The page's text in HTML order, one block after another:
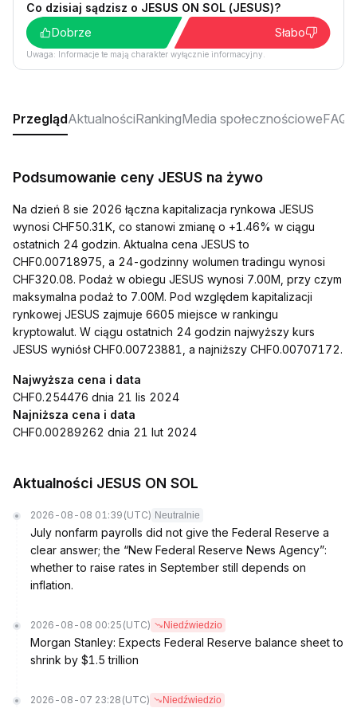
Co dzisiaj sądzisz o JESUS ON SOL (JESUS)?
Dobrze
Słabo
Uwaga: Informacje te mają charakter wyłącznie informacyjny.
PrzeglądAktualnościRankingMedia społecznościoweFAQ
Podsumowanie ceny JESUS na żywo
Na dzień 8 sie 2026 łączna kapitalizacja rynkowa JESUS
wynosi CHF50.31K, co stanowi zmianę o +1.46% w ciągu
ostatnich 24 godzin. Aktualna cena JESUS to
CHF0.00718975, a 24-godzinny wolumen tradingu wynosi
CHF320.08. Podaż w obiegu JESUS wynosi 7.00M, przy czym
maksymalna podaż to 7.00M. Pod względem kapitalizacji
rynkowej JESUS zajmuje 6605 miejsce w rankingu
kryptowalut. W ciągu ostatnich 24 godzin najwyższy kurs
JESUS wyniósł CHF0.00723881, a najniższy CHF0.00707172.
Najwyższa cena i data
CHF0.254476 dnia 21 lis 2024
Najniższa cena i data
CHF0.00289262 dnia 21 lut 2024
Aktualności JESUS ON SOL
2026-08-08 01:39 (UTC) Neutralnie
July nonfarm payrolls did not give the Federal Reserve a
clear answer; the “New Federal Reserve News Agency”:
whether to raise rates in September still depends on
inflation.
2026-08-08 00:25 (UTC) Niedźwiedzio
Morgan Stanley: Expects Federal Reserve balance sheet to
shrink by $1.5 trillion
2026-08-07 23:28 (UTC) Niedźwiedzio